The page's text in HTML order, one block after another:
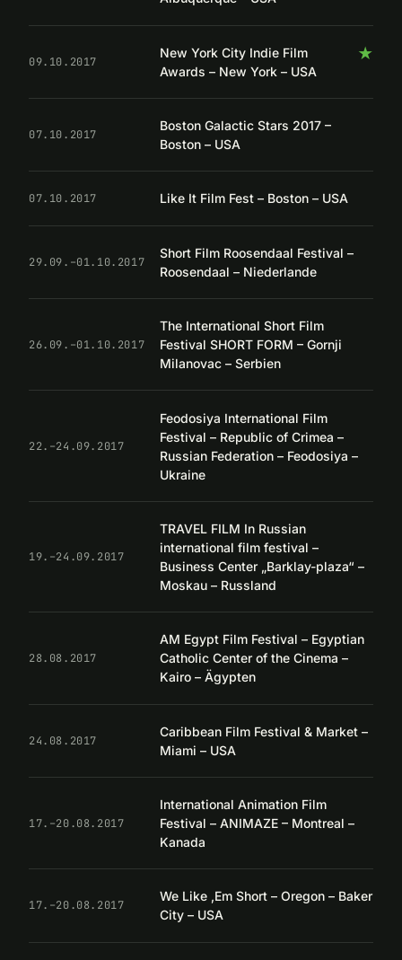
09.10.2017 ★
New York City Indie Film
Awards – New York – USA
07.10.2017
Boston Galactic Stars 2017 –
Boston – USA
07.10.2017 Like It Film Fest – Boston – USA
29.09.–01.10.2017
Short Film Roosendaal Festival –
Roosendaal – Niederlande
26.09.–01.10.2017
The International Short Film
Festival SHORT FORM – Gornji
Milanovac – Serbien
22.–24.09.2017
Feodosiya International Film
Festival – Republic of Crimea –
Russian Federation – Feodosiya –
Ukraine
19.–24.09.2017
TRAVEL FILM In Russian
international film festival –
Business Center „Barklay-plaza“ –
Moskau – Russland
28.08.2017
AM Egypt Film Festival – Egyptian
Catholic Center of the Cinema –
Kairo – Ägypten
24.08.2017
Caribbean Film Festival & Market –
Miami – USA
17.–20.08.2017
International Animation Film
Festival – ANIMAZE – Montreal –
Kanada
17.–20.08.2017
We Like ‚Em Short – Oregon – Baker
City – USA